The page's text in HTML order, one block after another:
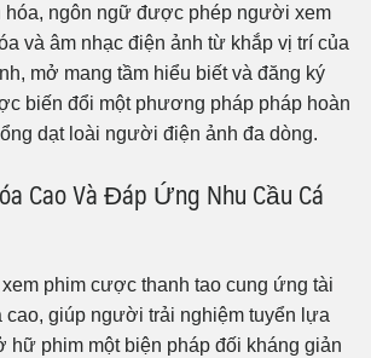
hóa, ngôn ngữ được phép người xem
và âm nhạc điện ảnh từ khắp vị trí của
mở mang tầm hiểu biết và đăng ký
biến đổi một phương pháp pháp hoàn
dạt loài người điện ảnh đa dòng.
Cao Và Đáp Ứng Nhu Cầu Cá
phim cược thanh tao cung ứng tài
cao, giúp người trải nghiệm tuyển lựa
hữ phim một biện pháp đối kháng giản